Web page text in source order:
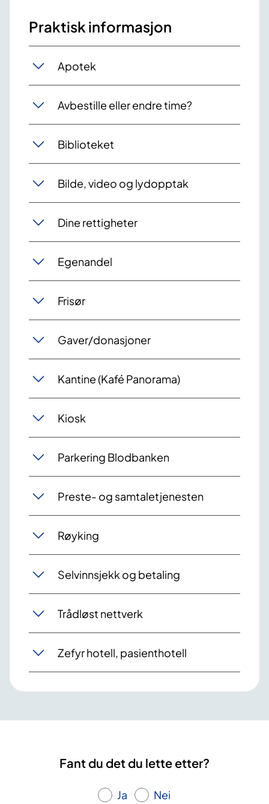
Praktisk informasjon
Apotek
Avbestille eller endre time?
Biblioteket
Bilde, video og lydopptak
Dine rettigheter
Egenandel
Frisør
Gaver/donasjoner
Kantine (Kafé Panorama)
Kiosk
Parkering Blodbanken
Preste- og samtaletjenesten
Røyking
Selvinnsjekk og betaling
Trådløst nettverk
Zefyr hotell, pasienthotell
Fant du det du lette etter?
Ja Nei